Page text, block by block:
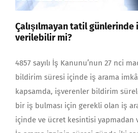
Çalışılmayan tatil günlerinde
verilebilir mi?
4857 sayılı İş Kanunu’nun 27 nci
bildirim süresi içinde iş arama
kapsamda, işverenler bildirim
bir iş bulması için gerekli olan iş
içinde ve ücret kesintisi yapmadan